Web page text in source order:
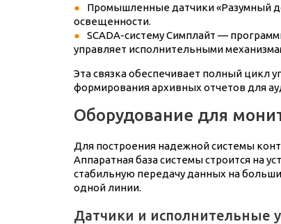
Промышленные датчики «Разумный
освещенности.
SCADA-систему Симплайт —
управляет исполнительными
Эта связка обеспечивает полный цикл
формирования архивных отчетов для
Оборудование для
Для построения надежной системы
Аппаратная база системы строится на
стабильную передачу данных на
одной линии.
Датчики и исполнительные